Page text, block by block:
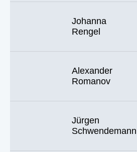
Johanna
Rengel
Alexander
Romanov
Jürgen
Schwendemann